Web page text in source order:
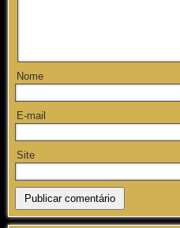
Nome
E-mail
Site